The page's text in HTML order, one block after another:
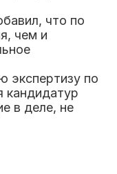
что по
чем и
экспертизу по
кандидатур
в деле, не